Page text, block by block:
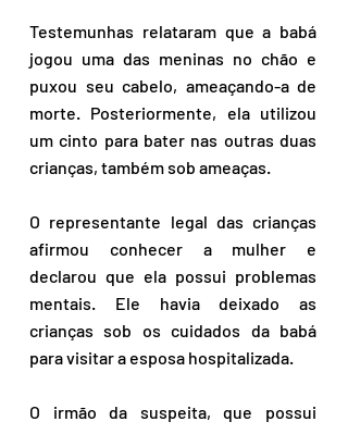
Testemunhas relataram que a babá
jogou uma das meninas no chão e
puxou seu cabelo, ameaçando-a de
morte. Posteriormente, ela utilizou
um cinto para bater nas outras duas
crianças, também sob ameaças.
O representante legal das crianças
afirmou conhecer a mulher e
declarou que ela possui problemas
mentais. Ele havia deixado as
crianças sob os cuidados da babá
para visitar a esposa hospitalizada.
O irmão da suspeita, que possui